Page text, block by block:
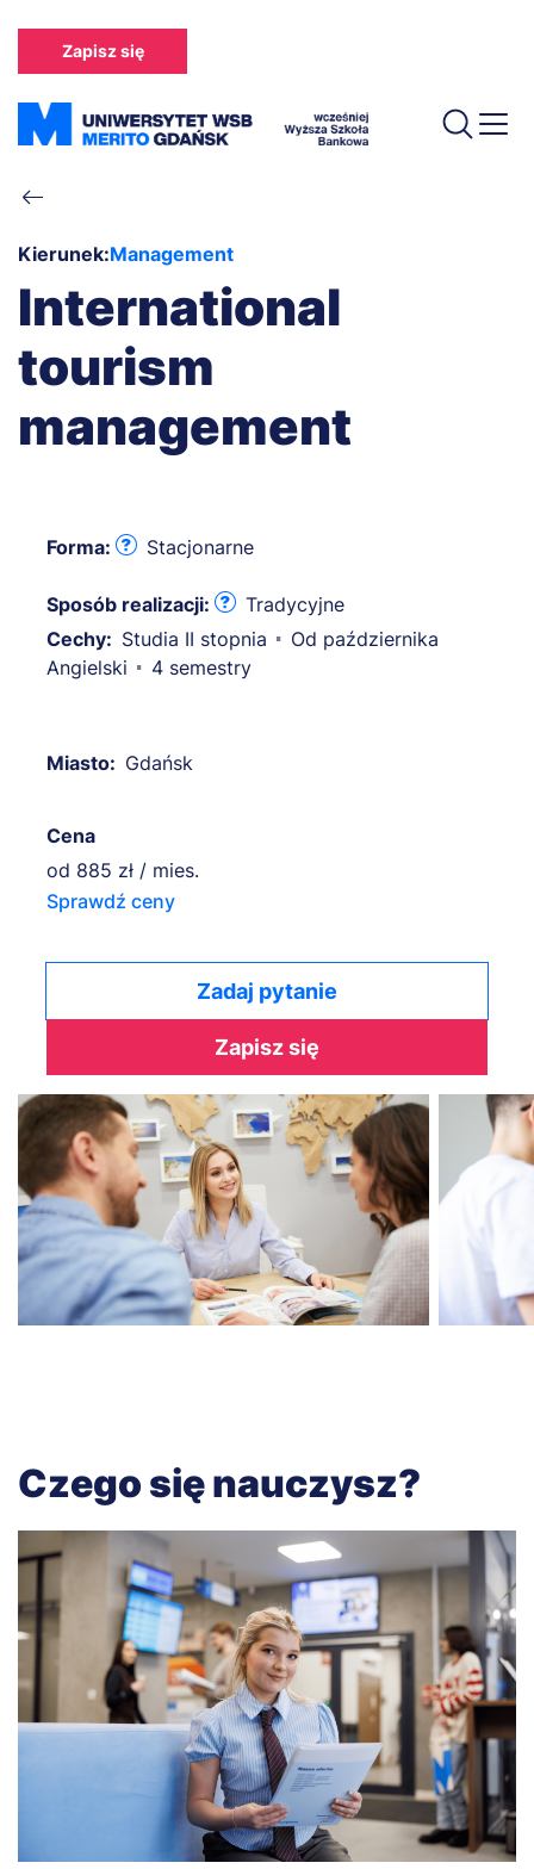
treści
Zapisz się
Ścieżka
nawigacyjna
Kierunek:Management
International
tourism
management
Forma: Stacjonarne
Sposób realizacji:
Tradycyjne
Cechy: Studia II stopnia
Od października
Angielski
4 semestry
Miasto: Gdańsk
Cena
od 885 zł / mies.
Sprawdź ceny
Zadaj pytanie
Zapisz się
Czego się nauczysz?